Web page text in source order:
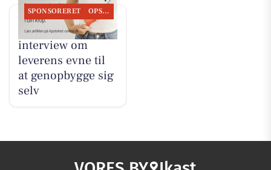
SPONSORERET OPSLAGSTAVLEN
Ikast Apotek deler
interview om
leverens evne til
at genopbygge sig
selv